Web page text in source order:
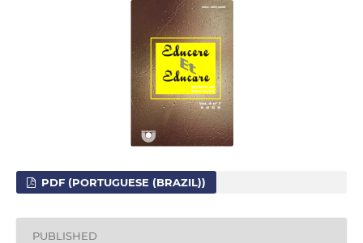
PDF (PORTUGUESE (BRAZIL))
PUBLISHED